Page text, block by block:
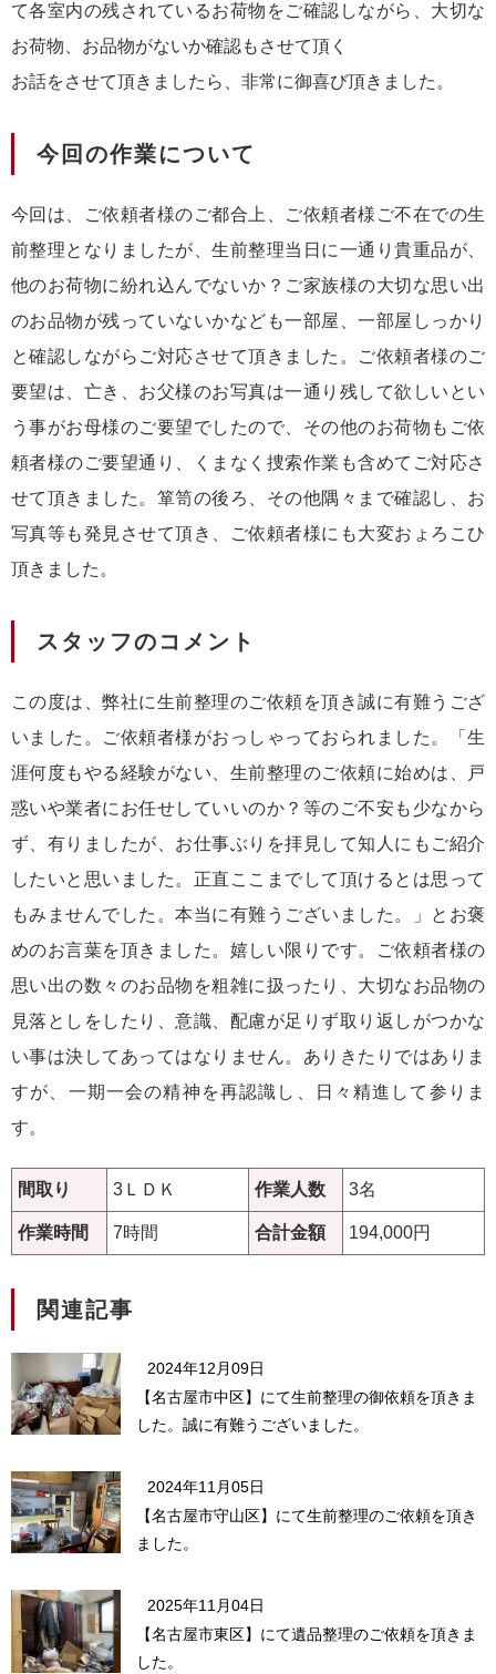
て各室内の残されているお荷物をご確認しながら、大切な
お荷物、お品物がないか確認もさせて頂く
お話をさせて頂きましたら、非常に御喜び頂きました。
今回の作業について
今回は、ご依頼者様のご都合上、ご依頼者様ご不在での生
前整理となりましたが、生前整理当日に一通り貴重品が、
他のお荷物に紛れ込んでないか？ご家族様の大切な思い出
のお品物が残っていないかなども一部屋、一部屋しっかり
と確認しながらご対応させて頂きました。ご依頼者様のご
要望は、亡き、お父様のお写真は一通り残して欲しいとい
う事がお母様のご要望でしたので、その他のお荷物もご依
頼者様のご要望通り、くまなく捜索作業も含めてご対応さ
せて頂きました。箪笥の後ろ、その他隅々まで確認し、お
写真等も発見させて頂き、ご依頼者様にも大変おょろこひ
頂きました。
スタッフのコメント
この度は、弊社に生前整理のご依頼を頂き誠に有難うござ
いました。ご依頼者様がおっしゃっておられました。「生
涯何度もやる経験がない、生前整理のご依頼に始めは、戸
惑いや業者にお任せしていいのか？等のご不安も少なから
ず、有りましたが、お仕事ぶりを拝見して知人にもご紹介
したいと思いました。正直ここまでして頂けるとは思って
もみませんでした。本当に有難うございました。」とお褒
めのお言葉を頂きました。嬉しい限りです。ご依頼者様の
思い出の数々のお品物を粗雑に扱ったり、大切なお品物の
見落としをしたり、意識、配慮が足りず取り返しがつかな
い事は決してあってはなりません。ありきたりではありま
すが、一期一会の精神を再認識し、日々精進して参りま
す。
間取り 3ＬＤＫ 作業人数 3名
作業時間 7時間 合計金額 194,000円
関連記事
2024年12月09日
【名古屋市中区】にて生前整理の御依頼を頂きま
した。誠に有難うございました。
2024年11月05日
【名古屋市守山区】にて生前整理のご依頼を頂き
ました。
2025年11月04日
【名古屋市東区】にて遺品整理のご依頼を頂きま
した。